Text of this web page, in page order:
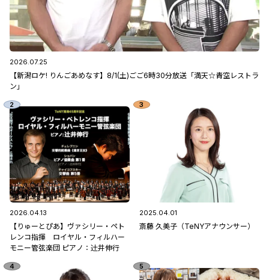
2026.07.25
【新潟ロケ! りんごあめなす】8/1(土)ごご6時30分放送「満天☆青空レストラ
ン」
2026.04.13
【りゅーとぴあ】ヴァシリー・ペト
レンコ指揮 ロイヤル・フィルハー
モニー管弦楽団 ピアノ：辻󠄀井伸行
2025.04.01
斎藤 久美子（TeNYアナウンサー）